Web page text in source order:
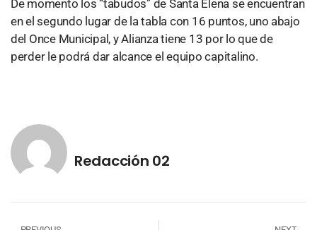
De momento los “tabudos” de Santa Elena se encuentran
en el segundo lugar de la tabla con 16 puntos, uno abajo
del Once Municipal, y Alianza tiene 13 por lo que de
perder le podrá dar alcance el equipo capitalino.
Redacción 02